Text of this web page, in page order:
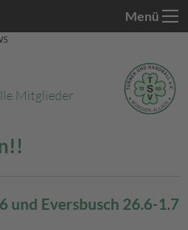
Menü
Mitglieder
und Eversbusch 26.6-1.7